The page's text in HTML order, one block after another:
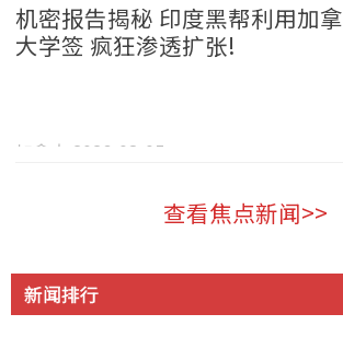
机密报告揭秘 印度黑帮利用加拿
大学签 疯狂渗透扩张!
加拿大 2026-08-05
查看焦点新闻>>
新闻排行